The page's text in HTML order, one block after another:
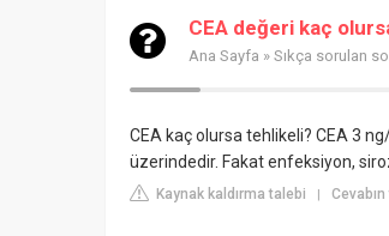
CEA değeri kaç
Ana Sayfa » Sıkça sorulan
CEA kaç olursa tehlikeli? CEA 3
üzerindedir. Fakat enfeksiyon,
Kaynak kaldırma talebi |